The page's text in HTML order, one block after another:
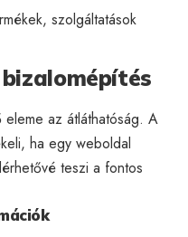
szolgáltatások
az átláthatóság. A
ha egy weboldal
teszi a fontos